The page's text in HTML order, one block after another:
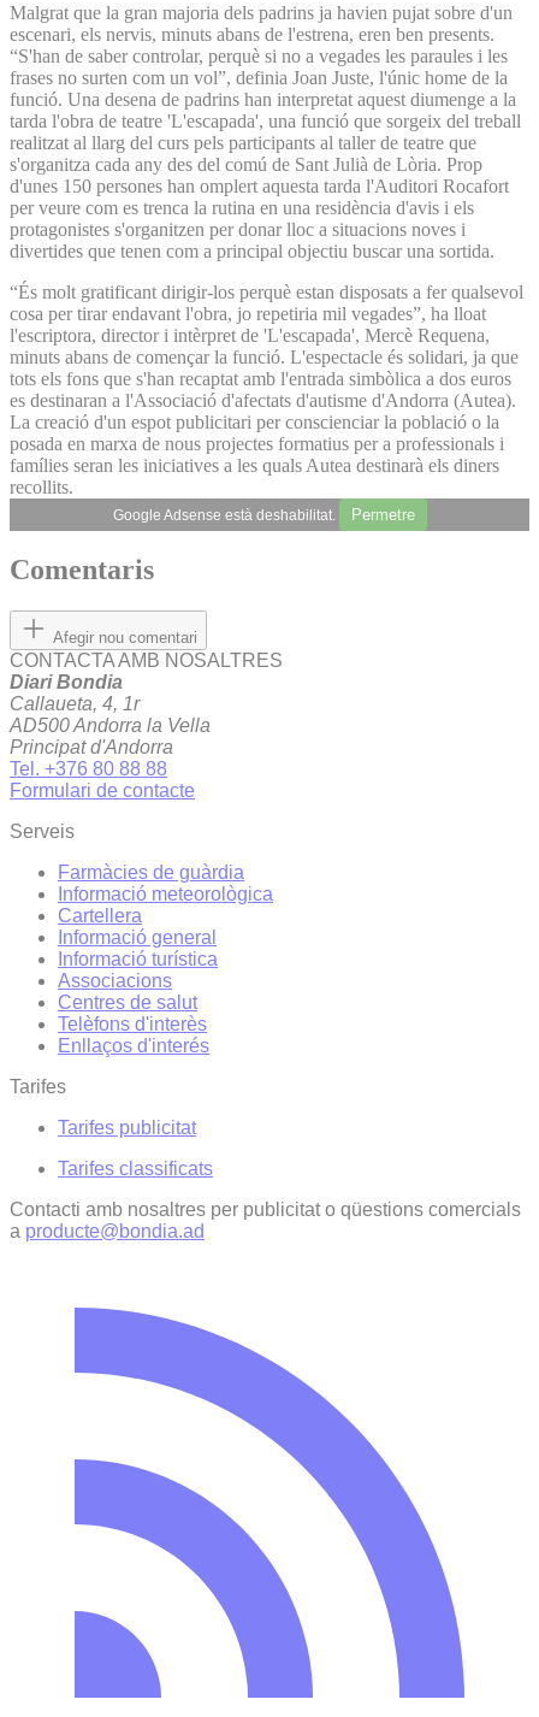
Malgrat que la gran majoria dels padrins ja havien pujat sobre d'un
escenari, els nervis, minuts abans de l'estrena, eren ben presents.
“S'han de saber controlar, perquè si no a vegades les paraules i les
frases no surten com un vol”, definia Joan Juste, l'únic home de la
funció. Una desena de padrins han interpretat aquest diumenge a la
tarda l'obra de teatre 'L'escapada', una funció que sorgeix del treball
realitzat al llarg del curs pels participants al taller de teatre que
s'organitza cada any des del comú de Sant Julià de Lòria. Prop
d'unes 150 persones han omplert aquesta tarda l'Auditori Rocafort
per veure com es trenca la rutina en una residència d'avis i els
protagonistes s'organitzen per donar lloc a situacions noves i
divertides que tenen com a principal objectiu buscar una sortida.
“És molt gratificant dirigir-los perquè estan disposats a fer qualsevol
cosa per tirar endavant l'obra, jo repetiria mil vegades”, ha lloat
l'escriptora, director i intèrpret de 'L'escapada', Mercè Requena,
minuts abans de començar la funció. L'espectacle és solidari, ja que
tots els fons que s'han recaptat amb l'entrada simbòlica a dos euros
es destinaran a l'Associació d'afectats d'autisme d'Andorra (Autea).
La creació d'un espot publicitari per conscienciar la població o la
posada en marxa de nous projectes formatius per a professionals i
famílies seran les iniciatives a les quals Autea destinarà els diners
recollits.
Google Adsense està deshabilitat. Permetre
Comentaris
Afegir nou comentari
CONTACTA AMB NOSALTRES
Diari Bondia
Callaueta, 4, 1r
AD500 Andorra la Vella
Principat d'Andorra
Tel. +376 80 88 88
Formulari de contacte
Serveis
Farmàcies de guàrdia
Informació meteorològica
Cartellera
Informació general
Informació turística
Associacions
Centres de salut
Telèfons d'interès
Enllaços d'interés
Tarifes
Tarifes publicitat
Tarifes classificats
Contacti amb nosaltres per publicitat o qüestions comercials
a producte@bondia.ad